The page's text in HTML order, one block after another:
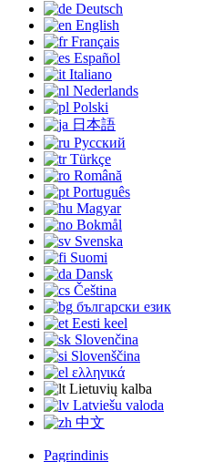
Deutsch
English
Français
Español
Italiano
Nederlands
Polski
日本語
Русский
Türkçe
Română
Português
Magyar
Bokmål
Svenska
Suomi
Dansk
Čeština
български език
Eesti keel
Slovenčina
Slovenščina
ελληνικά
Lietuvių kalba
Latviešu valoda
中文
Pagrindinis